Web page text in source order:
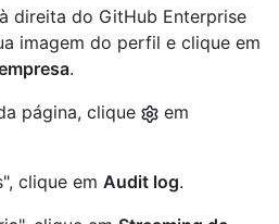
direita do GitHub Enterprise
imagem do perfil e clique em
.
página, clique
em
clique em Audit log.